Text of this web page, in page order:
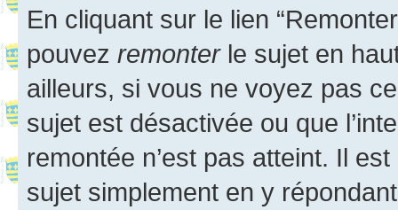
En cliquant sur le lien
pouvez remonterle sujet en
ailleurs, si vous ne voyez pas
sujet est désactivée ou que
remontée n’est pas atteint. Il
sujet simplement en y